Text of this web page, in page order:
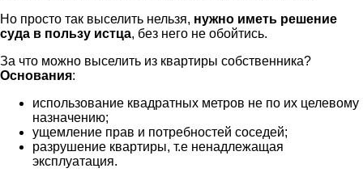
Но просто так выселить нельзя, нужно иметь решение
суда в пользу истца, без него не обойтись.
За что можно выселить из квартиры собственника?
Основания:
использование квадратных метров не по их целевому
назначению;
ущемление прав и потребностей соседей;
разрушение квартиры, т.е ненадлежащая
эксплуатация.